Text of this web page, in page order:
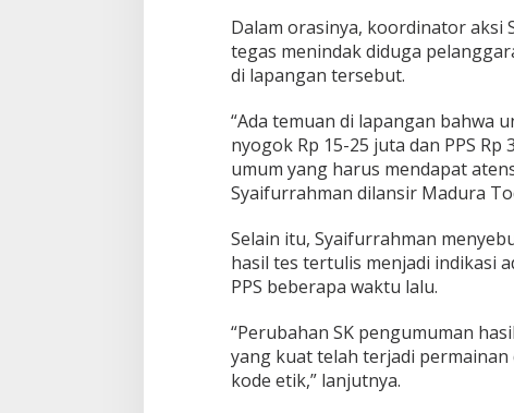
Dalam orasinya, koordinator aksi
tegas menindak diduga
di lapangan tersebut.
“Ada temuan di lapangan bahwa
nyogok Rp 15-25 juta dan PPS
umum yang harus mendapat
Syaifurrahman dilansir Madura
Selain itu, Syaifurrahman
hasil tes tertulis menjadi indikasi
PPS beberapa waktu lalu.
“Perubahan SK pengumuman
yang kuat telah terjadi
kode etik,” lanjutnya.